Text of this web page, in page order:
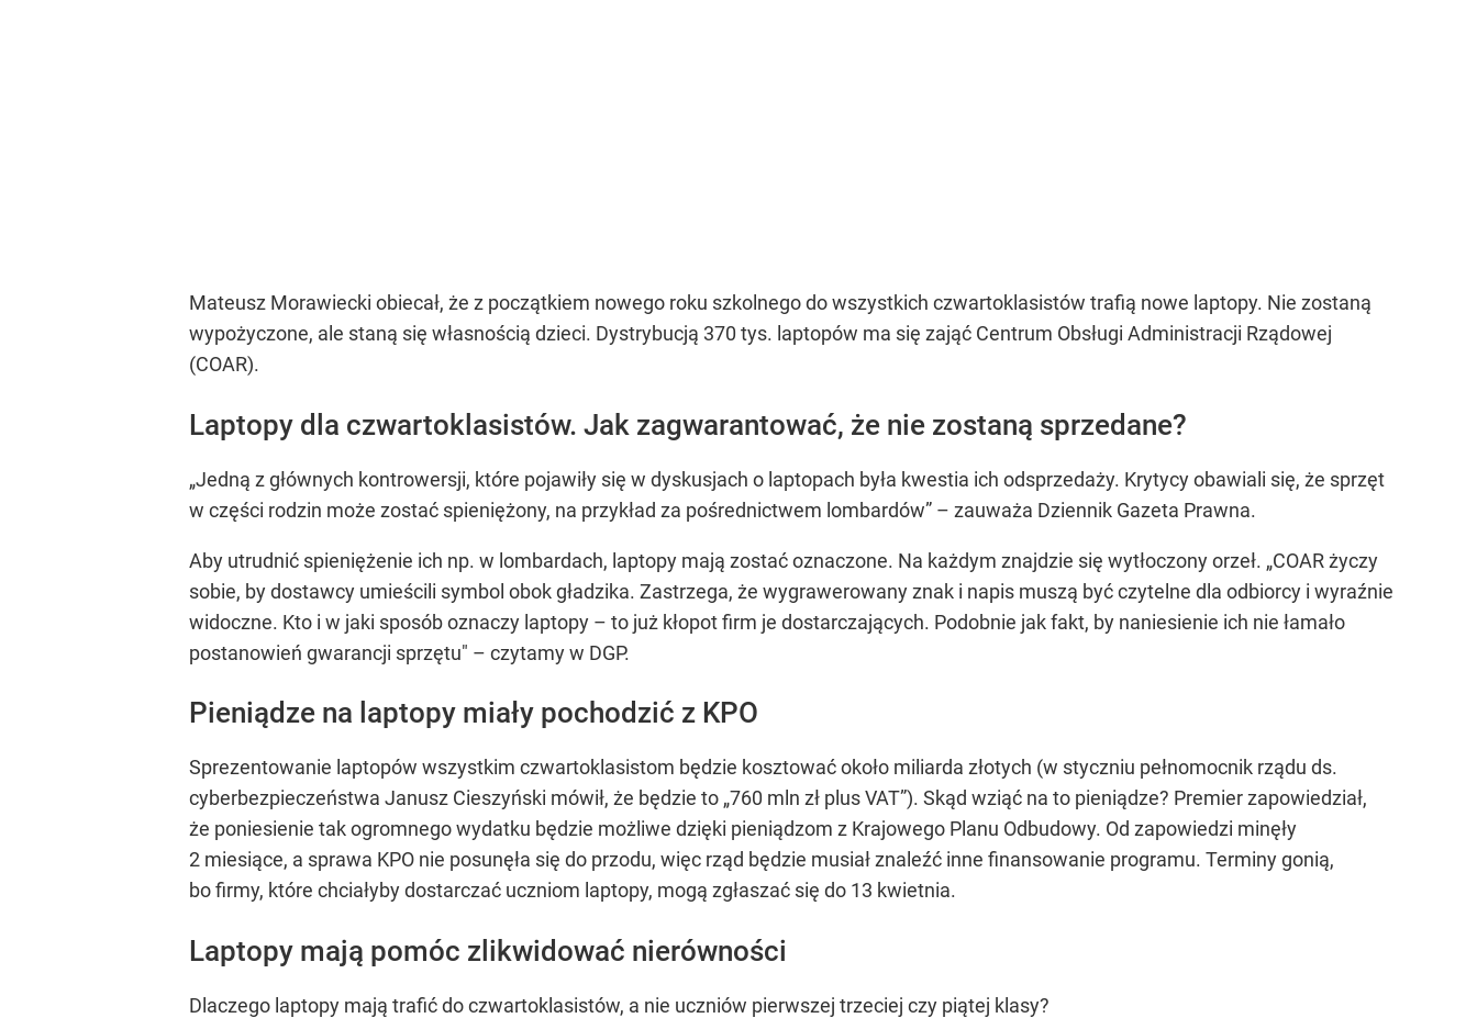
Mateusz Morawiecki obiecał, że z początkiem nowego roku szkolnego do wszystkich czwartoklasistów trafią nowe laptopy. Nie zostaną
wypożyczone, ale staną się własnością dzieci. Dystrybucją 370 tys. laptopów ma się zająć Centrum Obsługi Administracji Rządowej
(COAR).
Laptopy dla czwartoklasistów. Jak zagwarantować, że nie zostaną sprzedane?
„Jedną z głównych kontrowersji, które pojawiły się w dyskusjach o laptopach była kwestia ich odsprzedaży. Krytycy obawiali się, że sprzęt
w części rodzin może zostać spieniężony, na przykład za pośrednictwem lombardów” – zauważa Dziennik Gazeta Prawna.
Aby utrudnić spieniężenie ich np. w lombardach, laptopy mają zostać oznaczone. Na każdym znajdzie się wytłoczony orzeł. „COAR życzy
sobie, by dostawcy umieścili symbol obok gładzika. Zastrzega, że wygrawerowany znak i napis muszą być czytelne dla odbiorcy i wyraźnie
widoczne. Kto i w jaki sposób oznaczy laptopy – to już kłopot firm je dostarczających. Podobnie jak fakt, by naniesienie ich nie łamało
postanowień gwarancji sprzętu" – czytamy w DGP.
Pieniądze na laptopy miały pochodzić z KPO
Sprezentowanie laptopów wszystkim czwartoklasistom będzie kosztować około miliarda złotych (w styczniu pełnomocnik rządu ds.
cyberbezpieczeństwa Janusz Cieszyński mówił, że będzie to „760 mln zł plus VAT”). Skąd wziąć na to pieniądze? Premier zapowiedział,
że poniesienie tak ogromnego wydatku będzie możliwe dzięki pieniądzom z Krajowego Planu Odbudowy. Od zapowiedzi minęły
2 miesiące, a sprawa KPO nie posunęła się do przodu, więc rząd będzie musiał znaleźć inne finansowanie programu. Terminy gonią,
bo firmy, które chciałyby dostarczać uczniom laptopy, mogą zgłaszać się do 13 kwietnia.
Laptopy mają pomóc zlikwidować nierówności
Dlaczego laptopy mają trafić do czwartoklasistów, a nie uczniów pierwszej trzeciej czy piątej klasy?